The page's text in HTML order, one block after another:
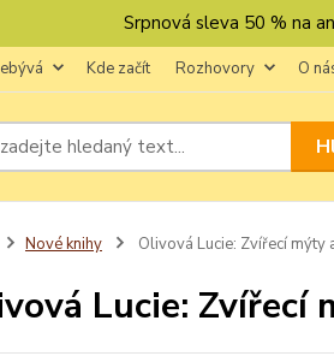
Srpnová sleva 50 % na
Kde začít Rozhovory O
Nové knihy Olivová Lucie: Zvířecí mýty
Lucie: Zvířecí